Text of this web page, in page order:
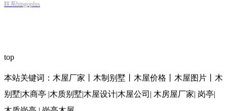
联系bingoplus
top
本站关键词：木屋厂家丨木制别墅丨木屋价格丨木屋图片丨木
别墅|木商亭 |木质别墅|木屋设计|木屋公司| 木房屋厂家| 岗亭|